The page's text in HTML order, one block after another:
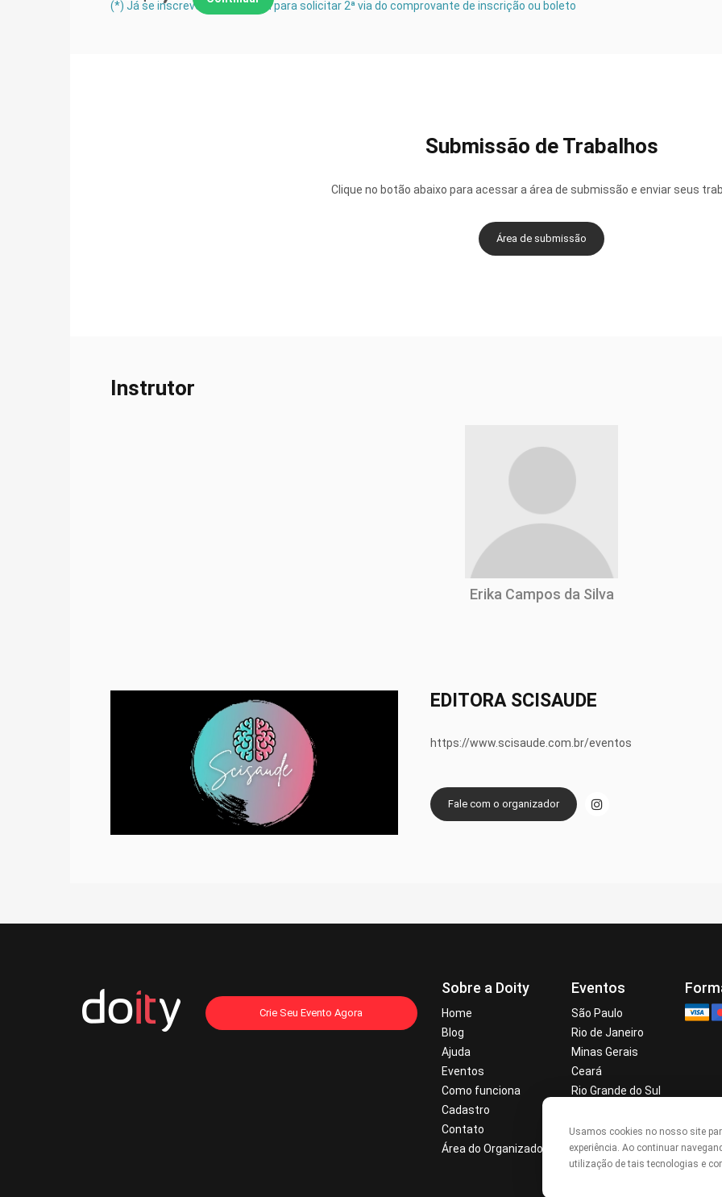
(*) Já se inscreveu? Clique aqui para solicitar 2ª via do comprovante de inscrição ou boleto
Submissão de Trabalhos
Clique no botão abaixo para acessar a área de submissão e enviar seus
Área de submissão
Instrutor
Erika Campos da Silva
EDITORA SCISAUDE
https://www.scisaude.com.br/eventos
Fale com o organizador
Crie Seu Evento Agora
Sobre a Doity
Home
Blog
Ajuda
Eventos
Como funciona
Cadastro
Contato
Área do Organizador
Eventos
São Paulo
Rio de Janeiro
Minas Gerais
Ceará
Rio Grande do Sul
Alagoas
Pernambuco
Usamos cookies no nosso site
experiência. Ao continuar
utilização de tais tecnologias e